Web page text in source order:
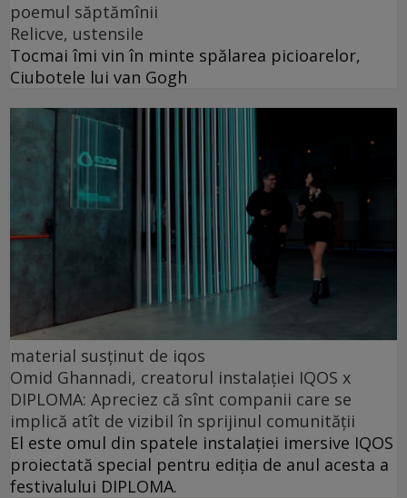
poemul săptămînii
Relicve, ustensile
Tocmai îmi vin în minte spălarea picioarelor,
Ciubotele lui van Gogh
material susținut de iqos
Omid Ghannadi, creatorul instalației IQOS x
DIPLOMA: Apreciez că sînt companii care se
implică atît de vizibil în sprijinul comunității
El este omul din spatele instalației imersive IQOS
proiectată special pentru ediția de anul acesta a
festivalului DIPLOMA.